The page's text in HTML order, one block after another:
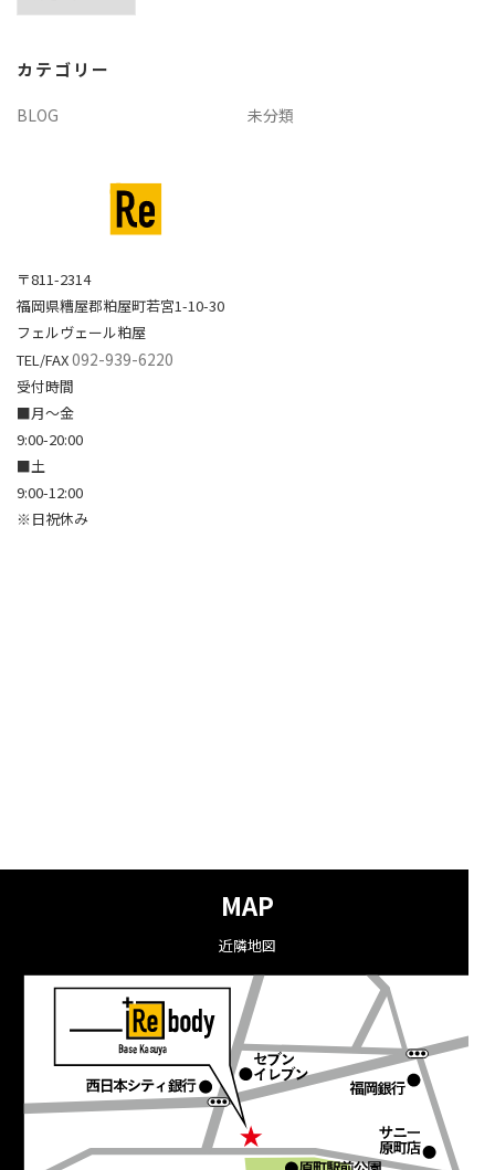
ブ
カテゴリー
BLOG 未分類
〒811-2314
福岡県糟屋郡粕屋町若宮1-10-30
フェルヴェール粕屋
TEL/FAX092-939-6220
受付時間
■月～金
9:00-20:00
■土
9:00-12:00
※日祝休み
MAP
近隣地図